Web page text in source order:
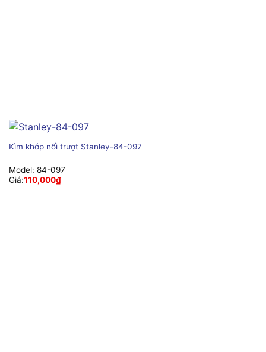
Kìm khớp nối trượt Stanley-84-097
Model: 84-097
Giá:110,000₫